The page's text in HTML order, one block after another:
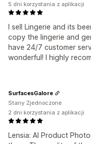
I sell Lingerie and its
copy the lingerie and
have 24/7 customer
wonderful! I highly
5 dni korzystania z aplikacji
Lensia: AI Product
SurfacesGalore
Stany Zjednoczone
2 dni korzystania z aplikacji